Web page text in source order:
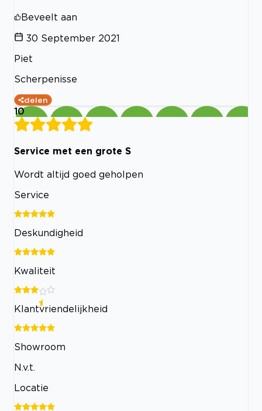
Beveelt aan
30 September 2021
Piet
Scherpenisse
delen
10
Service met een grote S
Wordt altijd goed geholpen
Service
Deskundigheid
Kwaliteit
Klantvriendelijkheid
Showroom
N.v.t.
Locatie